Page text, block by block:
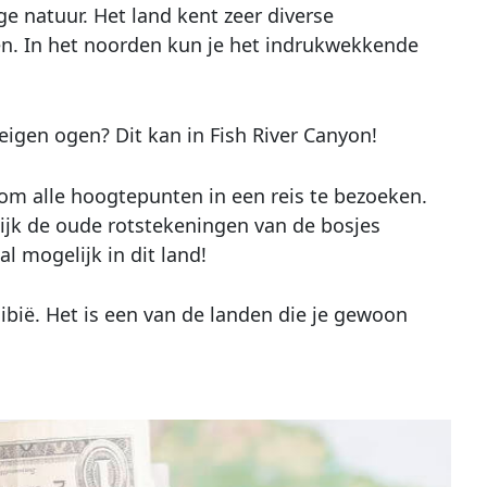
natuur. Het land kent zeer diverse
In het noorden kun je het indrukwekkende
ogen? Dit kan in Fish River Canyon!
alle hoogtepunten in een reis te bezoeken.
de oude rotstekeningen van de bosjes
mogelijk in dit land!
Het is een van de landen die je gewoon